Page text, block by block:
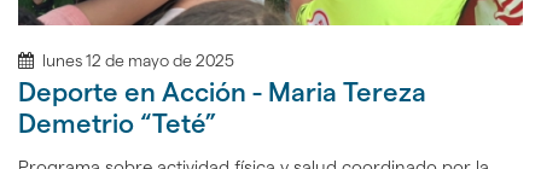
lunes 12 de mayo de 2025
Deporte en Acción - Maria Tereza
Demetrio “Teté”